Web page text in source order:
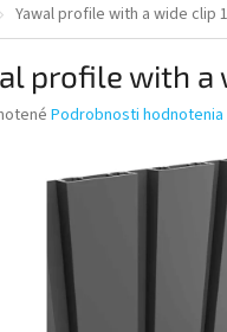
Yawal profile with a wide clip
profile with a
Podrobnosti hodnotenia